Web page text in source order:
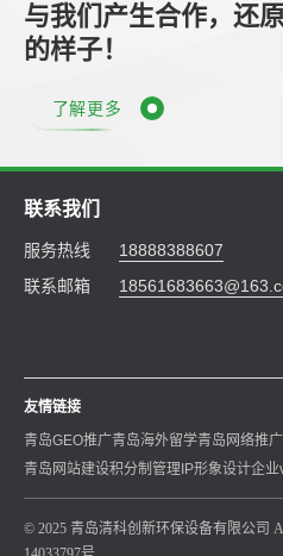
与我们产生合作，还
的样子！
了解更多
联系我们
服务热线
18888388607
联系邮箱
友情链接
青岛GEO推广青岛海外留学青岛网络推广
青岛网站建设积分制管理 IP形象设计企业
© 2025 青岛清科创新环保设备有限公司